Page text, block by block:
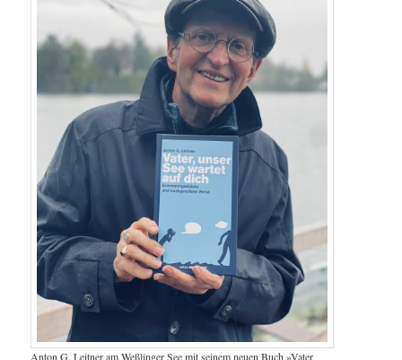
Anton G. Leitner am Weßlinger See mit seinem neuen Buch »Vater,